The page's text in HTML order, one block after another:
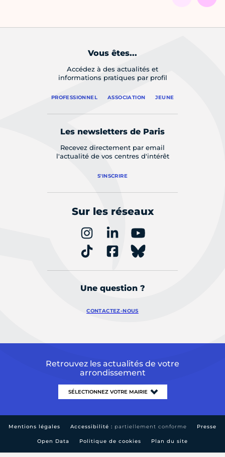
Vous êtes...
Accédez à des actualités et
informations pratiques par profil
PROFESSIONNEL ASSOCIATION JEUNE
Les newsletters de Paris
Recevez directement par email
l'actualité de vos centres d'intérêt
S'INSCRIRE
Sur les réseaux
Une question ?
CONTACTEZ-NOUS
Retrouvez les actualités de votre
arrondissement
Mentions légales Accessibilité : partiellement conforme Presse
Open Data Politique de cookies Plan du site